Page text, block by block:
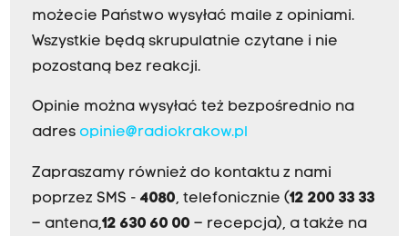
możecie Państwo wysyłać maile z opiniami.
Wszystkie będą skrupulatnie czytane i nie
pozostaną bez reakcji.
Opinie można wysyłać też bezpośrednio na
adres opinie@radiokrakow.pl
Zapraszamy również do kontaktu z nami
poprzez SMS - 4080, telefonicznie (12 200 33 33
– antena,12 630 60 00 – recepcja), a także na